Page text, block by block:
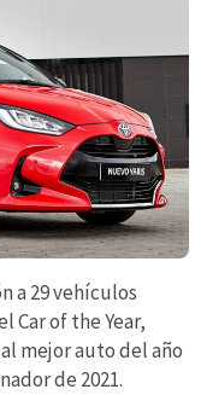
a 29 vehículos
Car of the Year,
mejor auto del año
de 2021.